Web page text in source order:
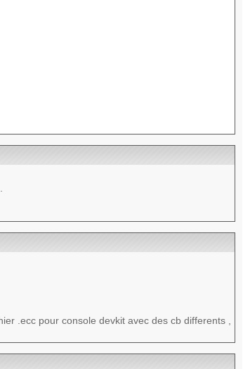
.ecc pour console devkit avec des cb differents ,